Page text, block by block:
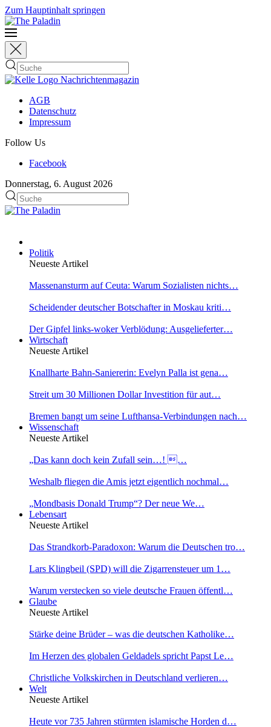
Zum Hauptinhalt springen
AGB
Datenschutz
Impressum
Follow Us
Facebook
Donnerstag, 6. August 2026
Politik
Neueste Artikel
Massenansturm auf Ceuta: Warum Sozialisten nichts…
Scheidender deutscher Botschafter in Moskau kriti…
Der Gipfel links-woker Verblödung: Ausgelieferter…
Wirtschaft
Neueste Artikel
Knallharte Bahn-Saniererin: Evelyn Palla ist gena…
Streit um 30 Millionen Dollar Investition für aut…
Bremen bangt um seine Lufthansa-Verbindungen nach…
Wissenschaft
Neueste Artikel
„Das kann doch kein Zufall sein…! …
Weshalb fliegen die Amis jetzt eigentlich nochmal…
„Mondbasis Donald Trump“? Der neue We…
Lebensart
Neueste Artikel
Das Strandkorb-Paradoxon: Warum die Deutschen tro…
Lars Klingbeil (SPD) will die Zigarrensteuer um 1…
Warum verstecken so viele deutsche Frauen öffentl…
Glaube
Neueste Artikel
Stärke deine Brüder – was die deutschen Katholike…
Im Herzen des globalen Geldadels spricht Papst Le…
Christliche Volkskirchen in Deutschland verlieren…
Welt
Neueste Artikel
Heute vor 735 Jahren stürmten islamische Horden d…